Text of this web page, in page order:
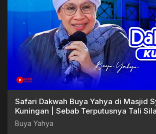
Safari Dakwah Buya Yahya di Masjid
Kuningan | Sebab Terputusnya Tali
Buya Yahya